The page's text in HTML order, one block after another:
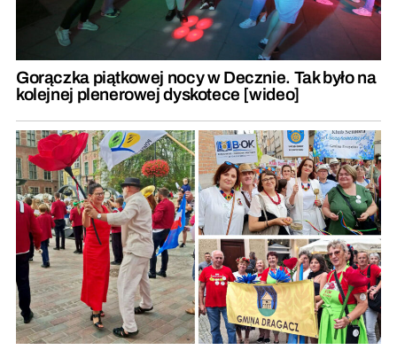
Gorączka piątkowej nocy w Decznie. Tak było na
kolejnej plenerowej dyskotece [wideo]